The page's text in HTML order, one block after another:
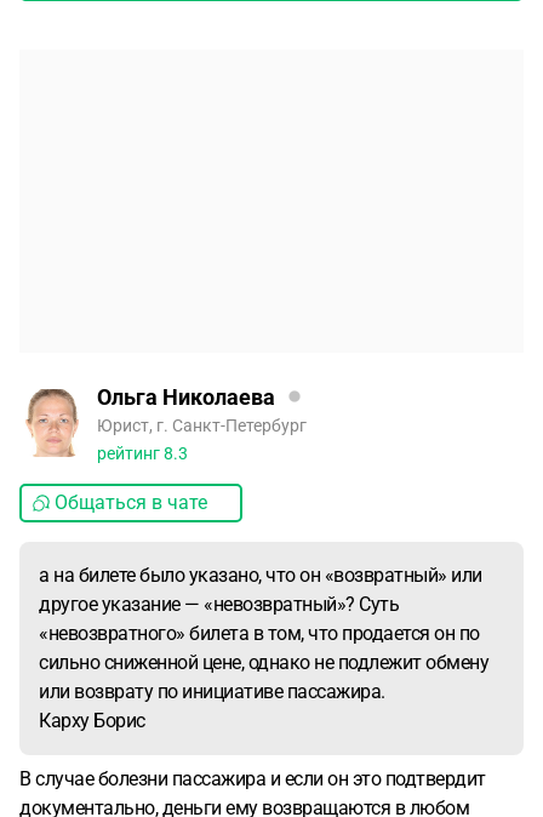
Ольга Николаева
Юрист, г. Санкт-Петербург
рейтинг8.3
Общаться в чате
а на билете было указано, что он «возвратный» или
другое указание — «невозвратный»? Суть
«невозвратного» билета в том, что продается он по
сильно сниженной цене, однако не подлежит обмену
или возврату по инициативе пассажира.
Карху Борис
В случае болезни пассажира и если он это подтвердит
документально, деньги ему возвращаются в любом